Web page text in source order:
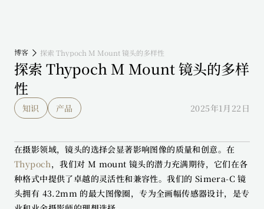
博客 探索 Thypoch M Mount 镜头的多样性
探索 Thypoch M Mount 镜头的多样
性
知识 产品 2025年1月22日
Thypoch，我们对 M mount 镜头的潜力充满期待，它们在各
种格式中提供了卓越的灵活性和兼容性。我们的 Simera-C 镜
头拥有 43.2mm 的最大图像圈，专为全画幅传感器设计，是专